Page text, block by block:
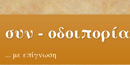
συν - οδοιπορία
... με επίγνωση